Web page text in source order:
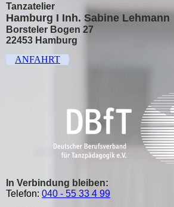
Tanzatelier
Hamburg I Inh. Sabine Lehmann
Borsteler Bogen 27
22453 Hamburg
ANFAHRT
In Verbindung bleiben:
Telefon: 040 - 55 33 4 99